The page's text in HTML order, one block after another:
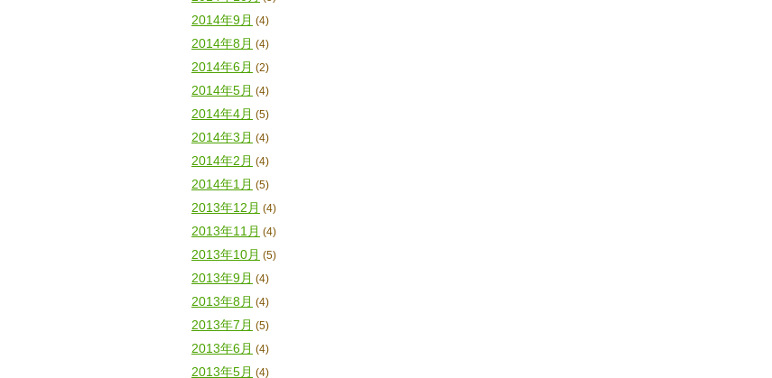
2014年9月 (4)
2014年8月 (4)
2014年6月 (2)
2014年5月 (4)
2014年4月 (5)
2014年3月 (4)
2014年2月 (4)
2014年1月 (5)
2013年12月 (4)
2013年11月 (4)
2013年10月 (5)
2013年9月 (4)
2013年8月 (4)
2013年7月 (5)
2013年6月 (4)
2013年5月 (4)